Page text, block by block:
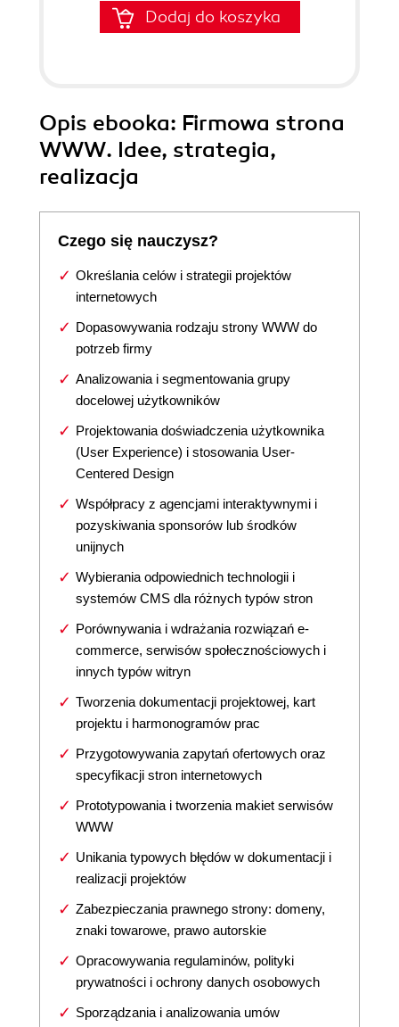
Dodaj do koszyka
Opis ebooka: Firmowa strona
WWW. Idee, strategia,
realizacja
Czego się nauczysz?
Określania celów i strategii projektów
internetowych
Dopasowywania rodzaju strony WWW do
potrzeb firmy
Analizowania i segmentowania grupy
docelowej użytkowników
Projektowania doświadczenia użytkownika
(User Experience) i stosowania User-
Centered Design
Współpracy z agencjami interaktywnymi i
pozyskiwania sponsorów lub środków
unijnych
Wybierania odpowiednich technologii i
systemów CMS dla różnych typów stron
Porównywania i wdrażania rozwiązań e-
commerce, serwisów społecznościowych i
innych typów witryn
Tworzenia dokumentacji projektowej, kart
projektu i harmonogramów prac
Przygotowywania zapytań ofertowych oraz
specyfikacji stron internetowych
Prototypowania i tworzenia makiet serwisów
WWW
Unikania typowych błędów w dokumentacji i
realizacji projektów
Zabezpieczania prawnego strony: domeny,
znaki towarowe, prawo autorskie
Opracowywania regulaminów, polityki
prywatności i ochrony danych osobowych
Sporządzania i analizowania umów